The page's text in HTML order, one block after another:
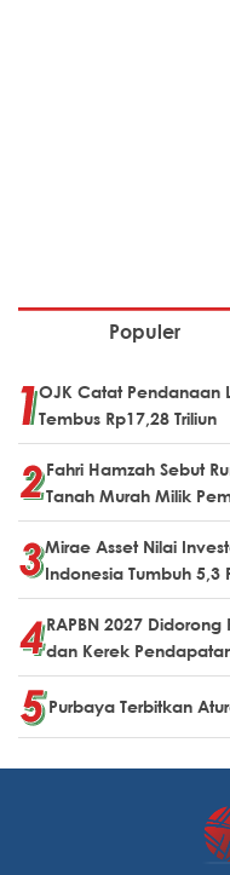
Populer
OJK Catat Pendanaan
Tembus Rp17,28 Triliun
Fahri Hamzah Sebut
Tanah Murah Milik
Mirae Asset Nilai
Indonesia Tumbuh 5,3
RAPBN 2027
dan Kerek
Purbaya Terbitkan